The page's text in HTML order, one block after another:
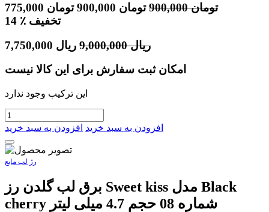
775,000 تومان 900,000تومان 900,000 تومان
14
٪ تخفیف
7,750,000 ریال 9,000,000 ریال
امکان ثبت سفارش برای این کالا نیست
این ترکیب وجود ندارد
افزودن به سبد خرید افزودن به سبد خرید
رژ لب مایع
برق لب گلدن رز Sweet kiss مدل Black
cherry شماره 08 حجم 4.7 میلی لیتر